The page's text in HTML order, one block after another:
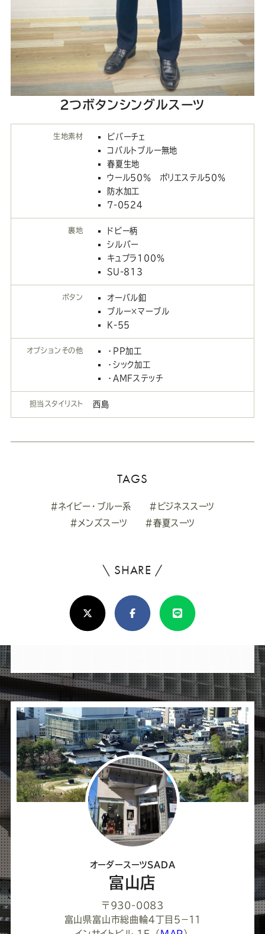
2つボタンシングルスーツ
生地素材
ビバーチェ
コバルトブルー無地
春夏生地
ウール50％ ポリエステル50％
防水加工
7-0524
裏地
ドビー柄
シルバー
キュプラ100％
SU-813
ボタン
オーバル釦
ブルー×マーブル
K-55
オプションその他
・PP加工
・シック加工
・AMFステッチ
担当スタイリスト 西島
TAGS
#ネイビー・ブルー系
#ビジネススーツ
#メンズスーツ
#春夏スーツ
\ SHARE /
ろ
し
け
ば
シ
ェ
ア
し
て
く
だ
X(Twitter)FacebookLine
オーダースーツSADA
富山店
〒930-0083
富山県富山市総曲輪４丁目５−１１